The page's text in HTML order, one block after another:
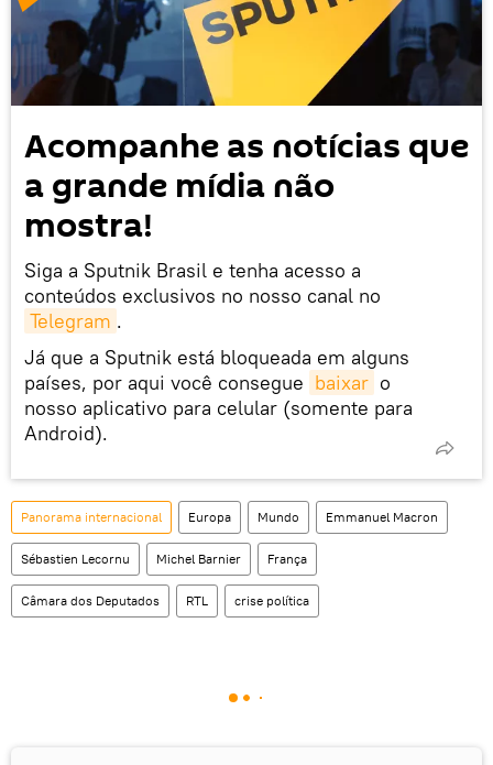
Acompanhe as notícias que
a grande mídia não
mostra!
Siga a Sputnik Brasil e tenha acesso a
conteúdos exclusivos no nosso canal no
Telegram .
Já que a Sputnik está bloqueada em alguns
países, por aqui você consegue baixar o
nosso aplicativo para celular (somente para
Android).
Panorama internacional Europa Mundo Emmanuel Macron
Sébastien Lecornu Michel Barnier França
Câmara dos Deputados RTL crise política